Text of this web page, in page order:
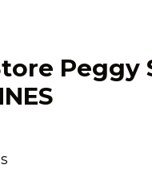
Peggy